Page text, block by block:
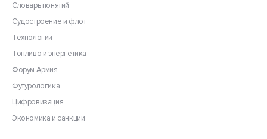
Словарь понятий
Судостроение и флот
Технологии
Топливо и энергетика
Форум Армия
Футурологика
Цифровизация
Экономика и санкции